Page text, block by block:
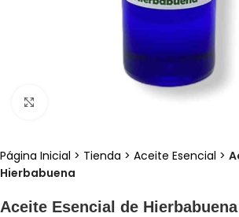
Página Inicial > Tienda > Aceite Esencial >
Hierbabuena
Aceite Esencial de Hierbabuena